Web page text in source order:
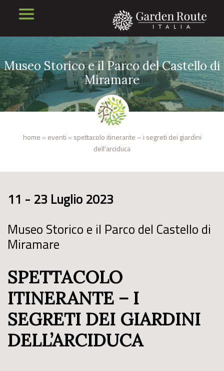
Museo Storico e il Parco del Castello di
Miramare
home » eventi » spettacolo itinerante – i segreti dei giardini
dell’arciduca
11 - 23 Luglio 2023
Museo Storico e il Parco del Castello di
Miramare
SPETTACOLO
ITINERANTE – I
SEGRETI DEI GIARDINI
DELL’ARCIDUCA